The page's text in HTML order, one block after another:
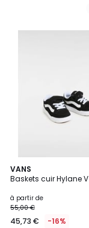
VANS
Baskets cuir Hylane V
à partir de
55,00 €
45,73 € -16%
5
/